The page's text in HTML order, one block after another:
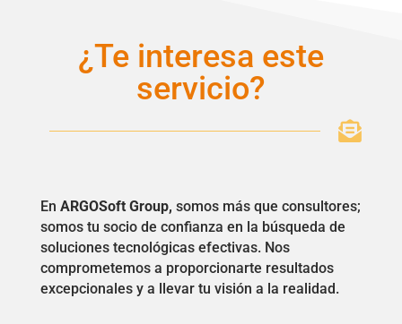
¿Te interesa este
servicio?

En ARGOSoft Group, somos más que consultores;
somos tu socio de confianza en la búsqueda de
soluciones tecnológicas efectivas. Nos
comprometemos a proporcionarte resultados
excepcionales y a llevar tu visión a la realidad.